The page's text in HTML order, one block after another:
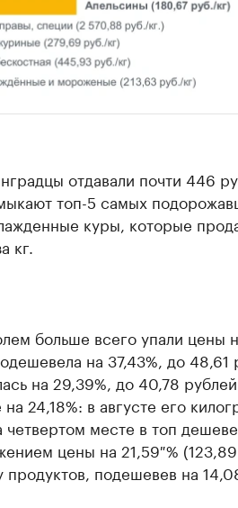
отдавали почти 446
топ-5 самых
куры, которые
кг.
больше всего упали цены
на 37,43%, до 48,61
на 29,39%, до 40,78 рублей
24,18%: в августе его
четвертом месте в топ
цены на 21,59 % (123,89
подешевев на